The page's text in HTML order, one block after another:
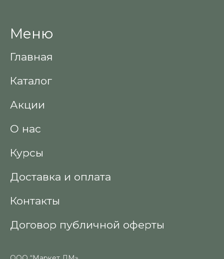
Меню
Главная
Каталог
Акции
О нас
Курсы
Доставка и оплата
Контакты
Договор публичной оферты